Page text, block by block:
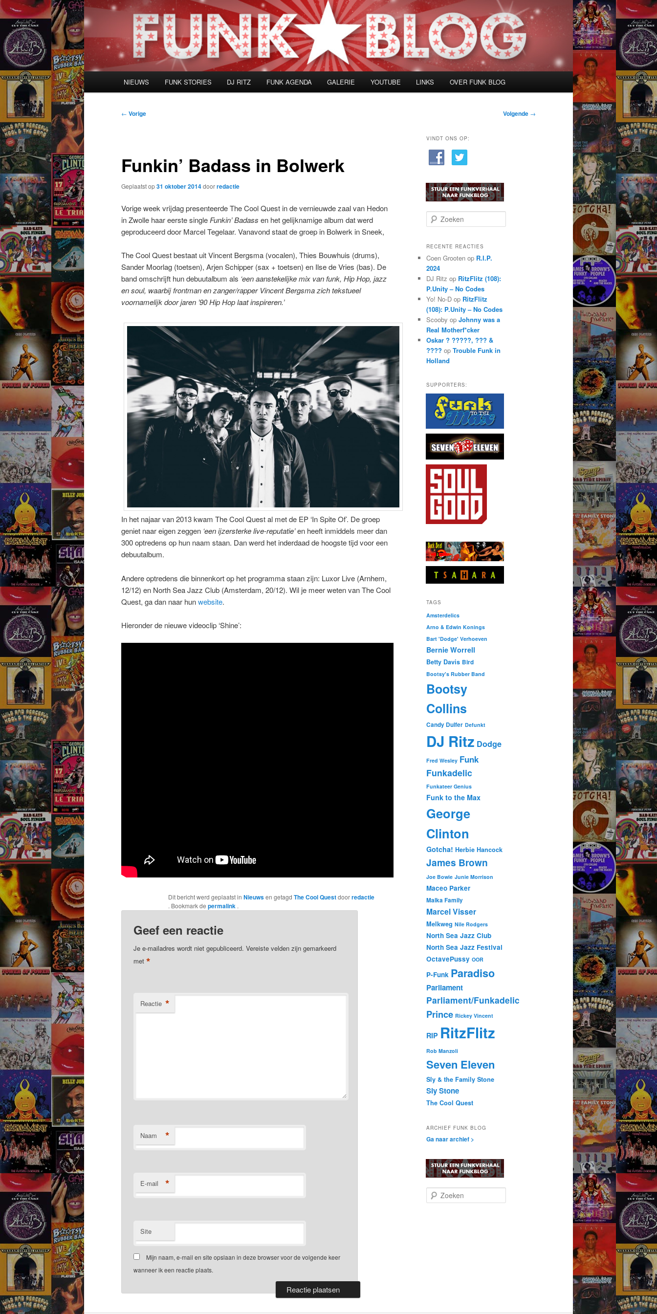
Spring
naar
de
primaire
inhoud
NIEUWS FUNK STORIES DJ RITZ FUNK AGENDA GALERIE YOUTUBE LINKS OVER FUNK BLOG
Bericht
← Vorige Volgende →
Funkin’ Badass in Bolwerk
Geplaatst op31 oktober 2014doorredactie
Vorige week vrijdag presenteerde The Cool Quest in de vernieuwde zaal van Hedon
in Zwolle haar eerste single Funkin’ Badass en het gelijknamige album dat werd
geproduceerd door Marcel Tegelaar. Vanavond staat de groep in Bolwerk in Sneek,
The Cool Quest bestaat uit Vincent Bergsma (vocalen), Thies Bouwhuis (drums),
Sander Moorlag (toetsen), Arjen Schipper (sax + toetsen) en Ilse de Vries (bas). De
band omschrijft hun debuutalbum als ‘een aanstekelijke mix van funk, Hip Hop, jazz
en soul, waarbij frontman en zanger/rapper Vincent Bergsma zich tekstueel
voornamelijk door jaren ’90 Hip Hop laat inspireren.’
In het najaar van 2013 kwam The Cool Quest al met de EP ‘In Spite Of’. De groep
geniet naar eigen zeggen ‘een ijzersterke live-reputatie’en heeft inmiddels meer dan
300 optredens op hun naam staan. Dan werd het inderdaad de hoogste tijd voor een
debuutalbum.
Andere optredens die binnenkort op het programma staan zijn: Luxor Live (Arnhem,
12/12) en North Sea Jazz Club (Amsterdam, 20/12). Wil je meer weten van The Cool
Quest, ga dan naar hunwebsite.
Hieronder de nieuwe videoclip ‘Shine’:
Dit bericht werd geplaatst inNieuwsen getagdThe Cool Questdoorredactie
. Bookmark depermalink .
Geef een reactie
Je e-mailadres wordt niet gepubliceerd. Vereiste velden zijn gemarkeerd
met*
Reactie *
Naam *
E-mail *
Site
Mijn naam, e-mail en site opslaan in deze browser voor de volgende keer
wanneer ik een reactie plaats.
VINDT ONS OP:
o
k
n
RECENTE REACTIES
Coen Grooten op R.I.P.
2024
DJ Ritz op RitzFlitz (108):
P.Unity – No Codes
Yo! No-D op RitzFlitz
(108): P.Unity – No Codes
Scooby opJohnny was a
Real Motherf*cker
Oskar ? ?????, ??? &
???? opTrouble Funk in
Holland
SUPPORTERS:
TAGS
Amsterdelics
Arno & Edwin Konings
Bart 'Dodge' Verhoeven
Bernie Worrell
Betty Davis Bird
Bootsy's Rubber Band
Bootsy
Collins
Candy Dulfer Defunkt
DJ Ritz Dodge
Fred Wesley Funk
Funkadelic
Funkateer Genius
Funk to the Max
George
Clinton
Gotcha! Herbie Hancock
James Brown
Joe Bowie Junie Morrison
Maceo Parker
Malka Family
Marcel Visser
Melkweg Nile Rodgers
North Sea Jazz Club
North Sea Jazz Festival
OctavePussy OOR
P-Funk Paradiso
Parliament
Parliament/Funkadelic
Prince Rickey Vincent
RIP RitzFlitz
Rob Manzoli
Seven Eleven
Sly & the Family Stone
Sly Stone
The Cool Quest
ARCHIEF FUNK BLOG
Ga naar archief >
o